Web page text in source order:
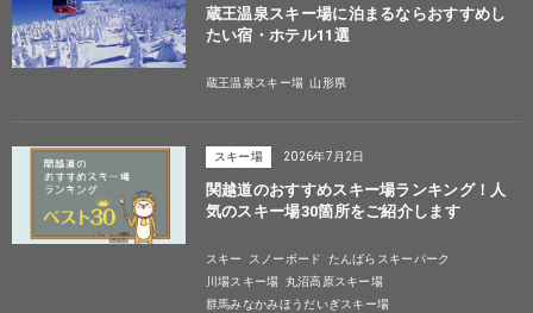
蔵王温泉スキー場に泊まるならおすすめし
たい宿・ホテル11選
蔵王温泉スキー場 山形県
スキー場 2026年7月2日
関越道のおすすめスキー場ランキング！人
気のスキー場30箇所をご紹介します
スキー スノーボード
たんばらスキーパーク
川場スキー場
丸沼高原スキー場
群馬みなかみほうだいぎスキー場